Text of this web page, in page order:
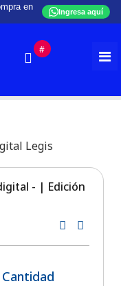
en
Ingresa aquí
#
- | Edición
Cantidad